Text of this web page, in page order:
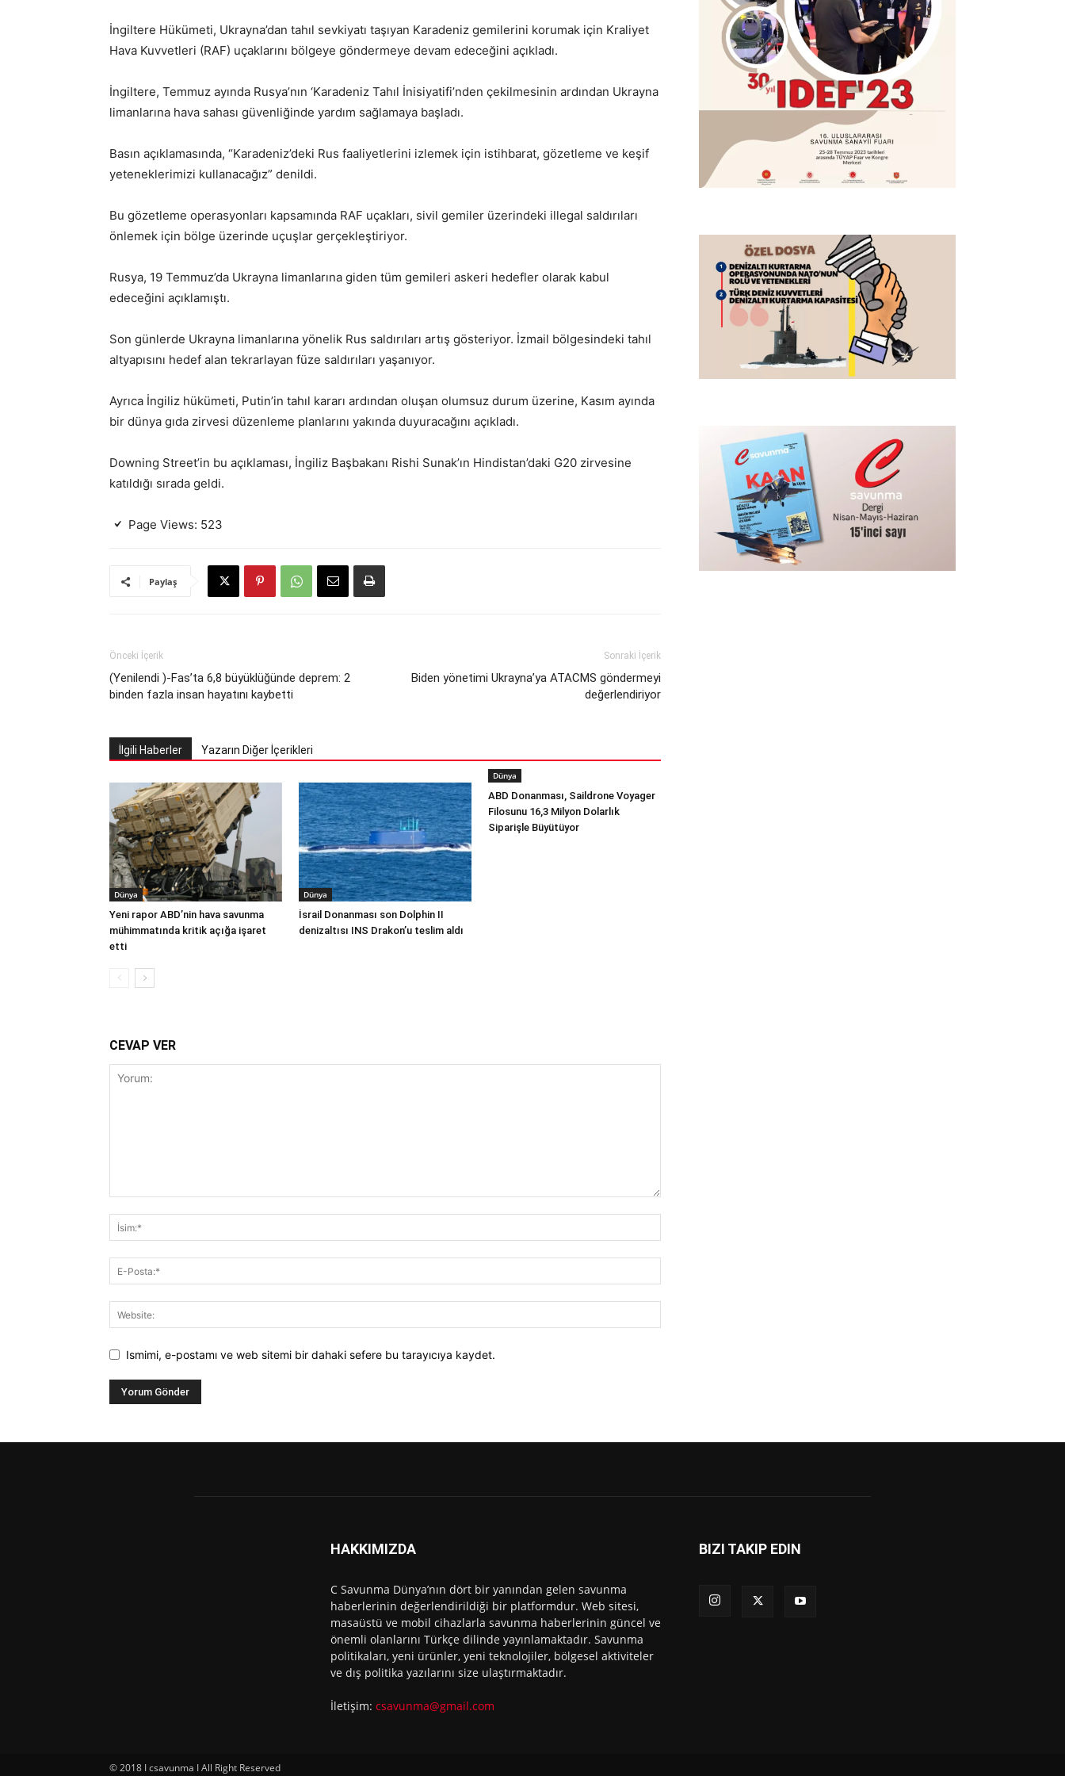
İngiltere Hükümeti, Ukrayna’dan tahıl sevkiyatı taşıyan Karadeniz gemilerini korumak için Kraliyet
Hava Kuvvetleri (RAF) uçaklarını bölgeye göndermeye devam edeceğini açıkladı.
İngiltere, Temmuz ayında Rusya’nın ‘Karadeniz Tahıl İnisiyatifi’nden çekilmesinin ardından Ukrayna
limanlarına hava sahası güvenliğinde yardım sağlamaya başladı.
Basın açıklamasında, “Karadeniz’deki Rus faaliyetlerini izlemek için istihbarat, gözetleme ve keşif
yeteneklerimizi kullanacağız” denildi.
Bu gözetleme operasyonları kapsamında RAF uçakları, sivil gemiler üzerindeki illegal saldırıları
önlemek için bölge üzerinde uçuşlar gerçekleştiriyor.
Rusya, 19 Temmuz’da Ukrayna limanlarına giden tüm gemileri askeri hedefler olarak kabul
edeceğini açıklamıştı.
Son günlerde Ukrayna limanlarına yönelik Rus saldırıları artış gösteriyor. İzmail bölgesindeki tahıl
altyapısını hedef alan tekrarlayan füze saldırıları yaşanıyor.
Ayrıca İngiliz hükümeti, Putin’in tahıl kararı ardından oluşan olumsuz durum üzerine, Kasım ayında
bir dünya gıda zirvesi düzenleme planlarını yakında duyuracağını açıkladı.
Downing Street’in bu açıklaması, İngiliz Başbakanı Rishi Sunak’ın Hindistan’daki G20 zirvesine
katıldığı sırada geldi.
Page Views: 523
Paylaş
Önceki İçerik
(Yenilendi )-Fas’ta 6,8 büyüklüğünde deprem: 2
binden fazla insan hayatını kaybetti
Sonraki İçerik
Biden yönetimi Ukrayna’ya ATACMS göndermeyi
değerlendiriyor
İlgili Haberler Yazarın Diğer İçerikleri
Dünya
Yeni rapor ABD’nin hava savunma
mühimmatında kritik açığa işaret
etti
Dünya
İsrail Donanması son Dolphin II
denizaltısı INS Drakon’u teslim aldı
Dünya
ABD Donanması, Saildrone Voyager
Filosunu 16,3 Milyon Dolarlık
Siparişle Büyütüyor
CEVAP VER
Ismimi, e-postamı ve web sitemi bir dahaki sefere bu tarayıcıya kaydet.
HAKKIMIZDA
C Savunma Dünya’nın dört bir yanından gelen savunma
haberlerinin değerlendirildiği bir platformdur. Web sitesi,
masaüstü ve mobil cihazlarla savunma haberlerinin güncel ve
önemli olanlarını Türkçe dilinde yayınlamaktadır. Savunma
politikaları, yeni ürünler, yeni teknolojiler, bölgesel aktiviteler
ve dış politika yazılarını size ulaştırmaktadır.
İletişim: csavunma@gmail.com
BIZI TAKIP EDIN
© 2018 I csavunma I All Right Reserved